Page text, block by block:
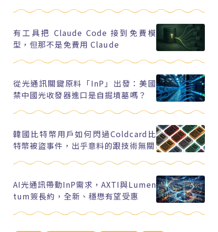
有工具把 Claude Code 接到免費模
型，但那不是免費用 Claude
從光通訊關鍵原料「InP」出發：美國
禁中國光收發器進口是自掘墳墓嗎？
韓國比特幣用戶如何閃過Coldcard比
特幣被盜事件，出乎意料的跟技術無關
AI光通訊帶動InP需求，AXTI與Lumen
tum簽長約，全新、穩懋有望受惠